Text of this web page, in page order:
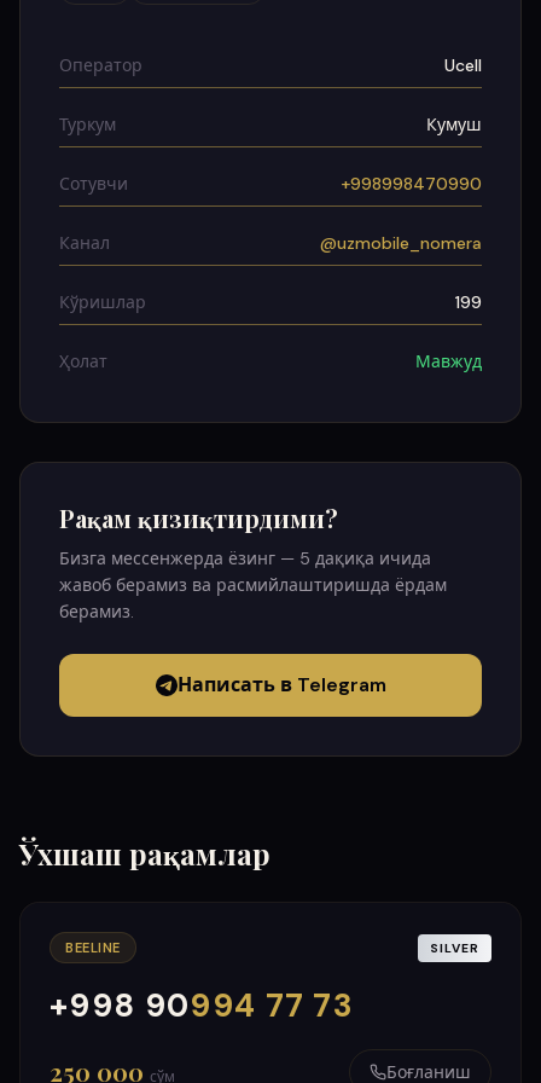
Оператор Ucell
Туркум Кумуш
Сотувчи +998998470990
Канал @uzmobile_nomera
Кўришлар 199
Ҳолат Мавжуд
Рақам қизиқтирдими?
Бизга мессенжерда ёзинг — 5 дақиқа ичида
жавоб берамиз ва расмийлаштиришда ёрдам
берамиз.
Написать в Telegram
Ўхшаш рақамлар
BEELINE SILVER
+998 90994 77 73
000
999
250 000 сўм Боғланиш